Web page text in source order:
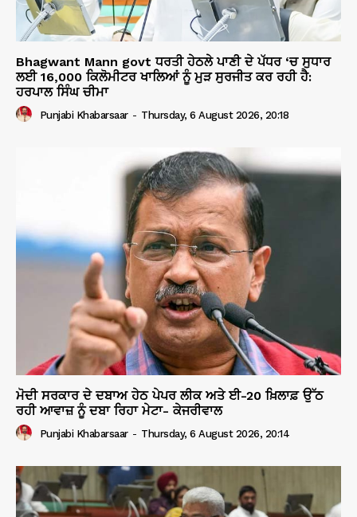
Bhagwant Mann govt ਧਰਤੀ ਹੇਠਲੇ ਪਾਣੀ ਦੇ ਪੱਧਰ ‘ਚ ਸੁਧਾਰ
ਲਈ 16,000 ਕਿਲੋਮੀਟਰ ਖਾਲਿਆਂ ਨੂੰ ਮੁੜ ਸੁਰਜੀਤ ਕਰ ਰਹੀ ਹੈ:
ਹਰਪਾਲ ਸਿੰਘ ਚੀਮਾ
Punjabi Khabarsaar - Thursday, 6 August 2026, 20:18
ਮੋਦੀ ਸਰਕਾਰ ਦੇ ਦਬਾਅ ਹੇਠ ਪੇਪਰ ਲੀਕ ਅਤੇ ਈ-20 ਖ਼ਿਲਾਫ਼ ਉੱਠ
ਰਹੀ ਆਵਾਜ਼ ਨੂੰ ਦਬਾ ਰਿਹਾ ਮੇਟਾ- ਕੇਜਰੀਵਾਲ
Punjabi Khabarsaar - Thursday, 6 August 2026, 20:14